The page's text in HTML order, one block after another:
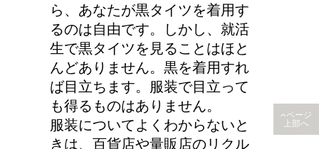
ら、あなたが黒タイツを着用す
るのは自由です。しかし、就活
生で黒タイツを見ることはほと
んどありません。黒を着用すれ
ば目立ちます。服装で目立って
も得るものはありません。
服装についてよくわからないと
きは、百貨店や量販店のリクル
ページ
上部へ